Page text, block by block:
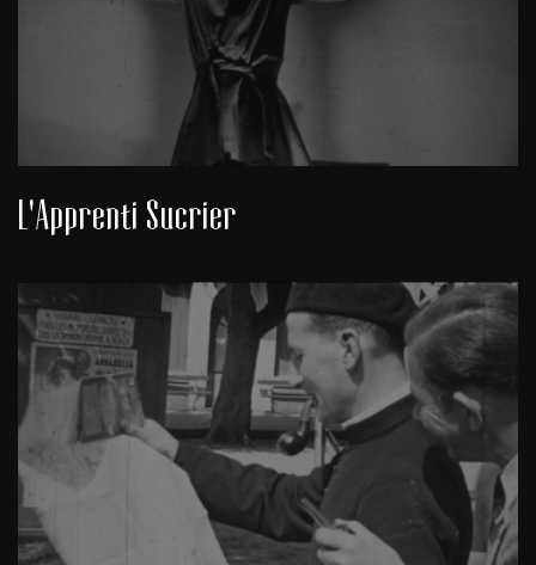
L'Apprenti Sucrier